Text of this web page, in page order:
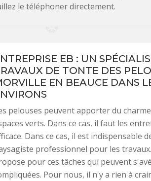
le téléphoner directement.
EB : UN
DE TONTE DES
EN BEAUCE DANS
pelouses peuvent apporter du
verts. Dans ce cas, il faut les
Dans ce cas, il est indispensable
professionnel pour les
pour ces tâches qui peuvent
Pour nous, il n'y a rien à